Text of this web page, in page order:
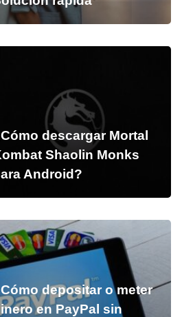
descargar Mortal
Shaolin Monks
Android?
depositar o meter
en PayPal sin